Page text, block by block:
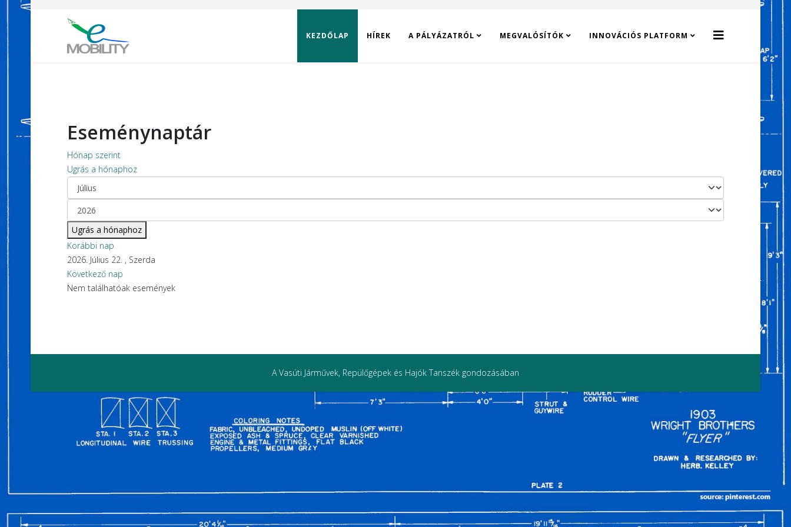
KEZDŐLAP HÍREK A PÁLYÁZATRÓL MEGVALÓSÍTÓK INNOVÁCIÓS PLATFORM
Eseménynaptár
Hónap szerint
Ugrás a hónaphoz
Ugrás a hónaphoz
Korábbi nap
2026. Július 22. , Szerda
Következő nap
Nem találhatóak események
A Vasúti Járművek, Repülőgépek és Hajók Tanszék gondozásában